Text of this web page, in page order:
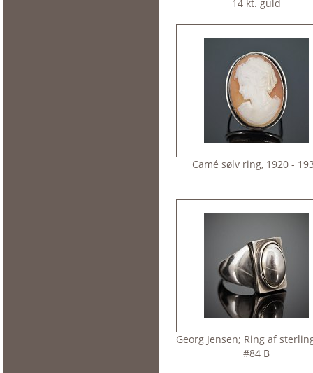
14 kt. guld
Camé sølv ring, 1920 -
Georg Jensen; Ring af
#84 B